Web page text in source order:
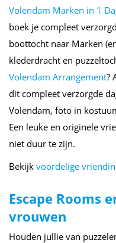
Volendam Marken in 1
boek je compleet
boottocht naar Marken
klederdracht en
Volendam Arrangement?
dit compleet verzorgde
Volendam, foto in
Een leuke en originele
niet duur te zijn.
Bekijk voordelige
Escape Rooms
vrouwen
Houden jullie van